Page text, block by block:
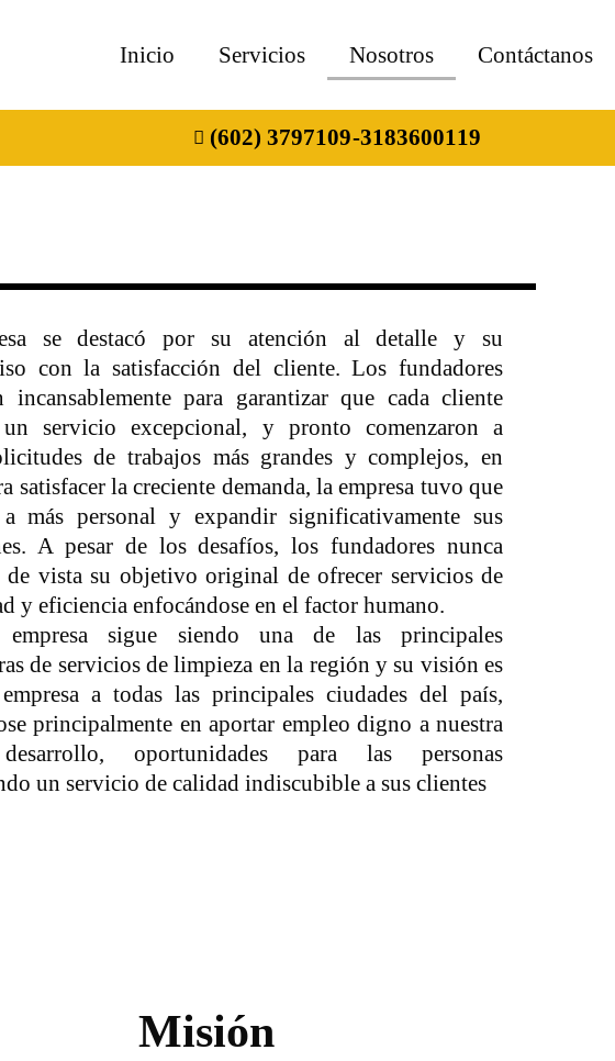
Inicio Servicios Nosotros Contáctanos
(602) 3797109ㅤ-ㅤ3183600119
se destacó por su atención al detalle y su
con la satisfacción del cliente. Los fundadores
incansablemente para garantizar que cada cliente
un servicio excepcional, y pronto comenzaron a
de trabajos más grandes y complejos, en
satisfacer la creciente demanda, la empresa tuvo que
más personal y expandir significativamente sus
A pesar de los desafíos, los fundadores nunca
de vista su objetivo original de ofrecer servicios de
y eficiencia enfocándose en el factor humano.
sigue siendo una de las principales
de servicios de limpieza en la región y su visión es
a todas las principales ciudades del país,
principalmente en aportar empleo digno a nuestra
oportunidades para las personas
un servicio de calidad indiscubible a sus clientes
Misión